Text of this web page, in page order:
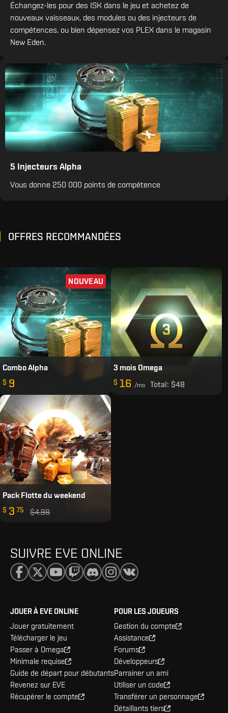
Échangez-les pour des ISK dans le jeu et achetez de
nouveaux vaisseaux, des modules ou des injecteurs de
compétences, ou bien dépensez vos PLEX dans le magasin
New Eden.
5 Injecteurs Alpha
Vous donne 250 000 points de compétence
OFFRES RECOMMANDÉES
NOUVEAU
Combo Alpha
$ 9
3 mois Omega
$ 16 /mo Total: $48
Pack Flotte du weekend
$ 3 75 $4.98
SUIVRE EVE ONLINE
JOUER À EVE ONLINE
Jouer gratuitement
Télécharger le jeu
Passer à Omega
Minimale requise
Guide de départ pour débutants
Revenez sur EVE
Récupérer le compte
POUR LES JOUEURS
Gestion du compte
Assistance
Forums
Développeurs
Parrainer un ami
Utiliser un code
Transférer un personnage
Détaillants tiers